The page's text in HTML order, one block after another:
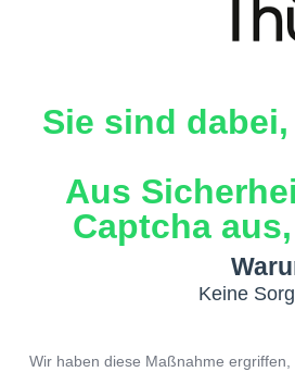
Sie sind
Aus
Captcha
Keine
Wir haben diese Maßnahme ergriffen,